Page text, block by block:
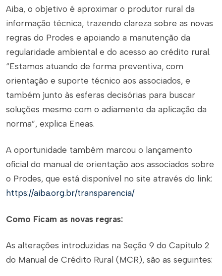
Aiba, o objetivo é aproximar o produtor rural da
informação técnica, trazendo clareza sobre as novas
regras do Prodes e apoiando a manutenção da
regularidade ambiental e do acesso ao crédito rural.
“Estamos atuando de forma preventiva, com
orientação e suporte técnico aos associados, e
também junto às esferas decisórias para buscar
soluções mesmo com o adiamento da aplicação da
norma”, explica Eneas.
A oportunidade também marcou o lançamento
oficial do manual de orientação aos associados sobre
o Prodes, que está disponível no site através do link:
https://aiba.org.br/transparencia/
Como Ficam as novas regras:
As alterações introduzidas na Seção 9 do Capítulo 2
do Manual de Crédito Rural (MCR), são as seguintes: